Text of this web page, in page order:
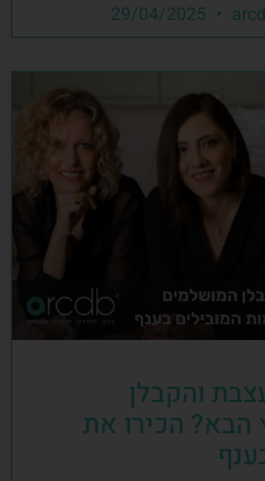
והקבלן
הבא? הכירו את